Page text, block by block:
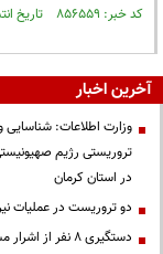
کد خبر: ۸۵۶۵۵۹ تاریخ انتشار : ۱۴۰۳/۰۸/۰۱
آخرین اخبار
در استان کرمان
دو تروریست در عملیات
دستگیری ۸ نفر از اشرار مسلح شاخص و مرتبطین گروهک‌های تروریستی